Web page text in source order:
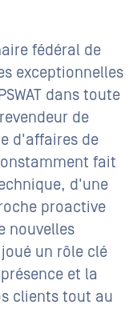
fédéral de
exceptionnelles
dans toute
de
d'affaires de
fait
d'une
proactive
nouvelles
un rôle clé
et la
clients tout au